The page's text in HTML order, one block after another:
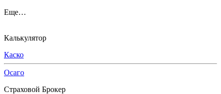
Еще…
Калькулятор
Каско
Осаго
Страховой Брокер